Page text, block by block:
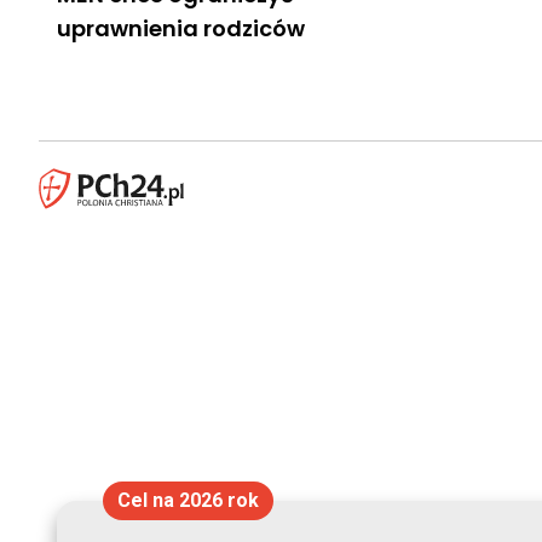
uprawnienia rodziców
Cel na 2026 rok